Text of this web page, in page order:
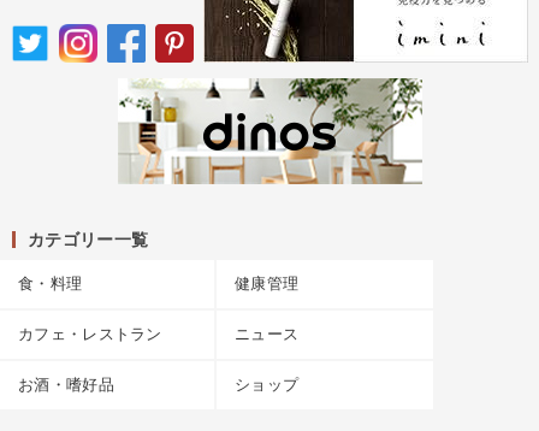
カテゴリー一覧
食・料理 健康管理
カフェ・レストラン ニュース
お酒・嗜好品 ショップ